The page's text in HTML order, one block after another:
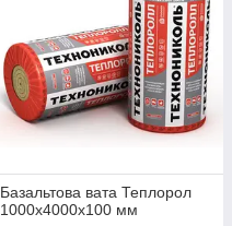
Базальтова вата Теплорол
1000х4000х100 мм